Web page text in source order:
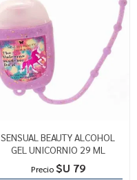
SENSUAL BEAUTY ALCOHOL
GEL UNICORNIO 29 ML
Precio $U 79